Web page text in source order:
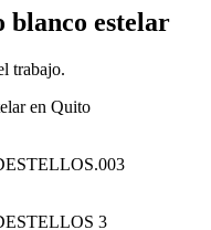
blanco estelar
trabajo.